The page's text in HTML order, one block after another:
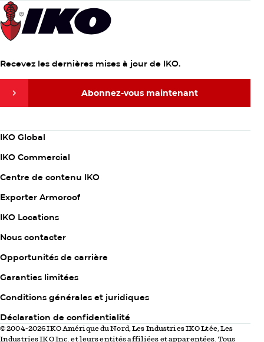
protect you from falls and serious injuries when used
correctly.
Recevez les dernières mises à jour de IKO.
Abonnez-vous maintenant
Column
IKO Global
IKO Commercial
Centre de contenu IKO
Exporter Armoroof
Column
IKO Locations
Nous contacter
Opportunités de carrière
Garanties limitées
Column
Conditions générales et juridiques
Déclaration de confidentialité
© 2004-2026 IKO Amérique du Nord, Les Industries IKO Ltée, Les
Industries IKO Inc. et leurs entités affiliées et apparentées. Tous